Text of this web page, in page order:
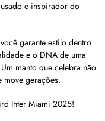
e inspirador do
garante estilo dentro
e o DNA de uma
manto que celebra não
move gerações.
Inter Miami 2025!